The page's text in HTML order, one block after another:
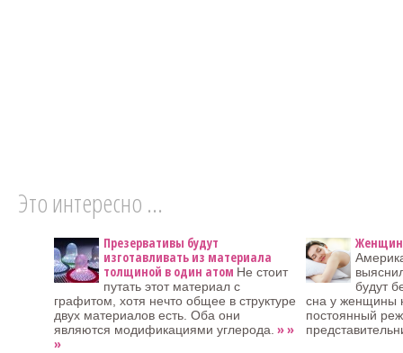
Это интересно ...
Презервативы будут
изготавливать из материала
толщиной в один атом Не стоит
путать этот материал с
графитом, хотя нечто общее в структуре
двух материалов есть. Оба они
являются модификациями углерода. » »
»
будут
сна у женщины
постоянный